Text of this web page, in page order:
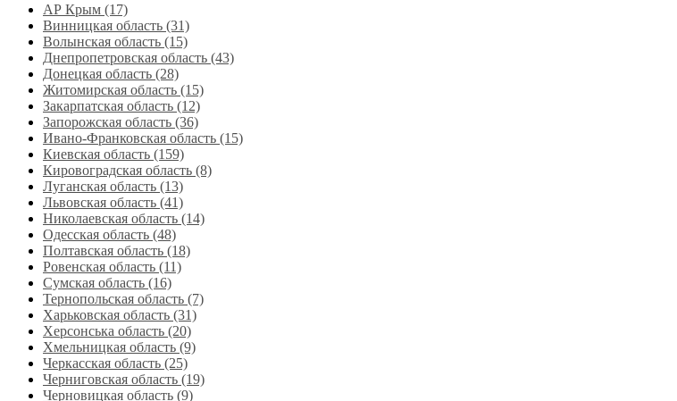
АР Крым (17)
Винницкая область (31)
Волынская область (15)
Днепропетровская область‎ (43)
Донецкая область (28)
Житомирская область (15)
Закарпатская область (12)
Запорожская область (36)
Ивано-Франковская область (15)
Киевская область (159)
Кировоградская область (8)
Луганская область‎ (13)
Львовская область‎ (41)
Николаевская область‎ (14)
Одесская область‎ (48)
Полтавская область (18)
Ровенская область‎ (11)
Сумская область‎ (16)
Тернопольская область‎ (7)
Харьковская область‎ (31)
Херсонська область‎ (20)
Хмельницкая область‎ (9)
Черкасская область‎ (25)
Черниговская область (19)
Черновицкая область (9)